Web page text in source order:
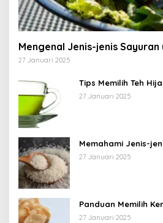
Mengenal Jenis-jenis Sayuran
27 Januari 2025
Tips Memilih Teh
27 Januari 2025
Memahami Jenis-
27 Januari 2025
Panduan Memilih
27 Januari 2025